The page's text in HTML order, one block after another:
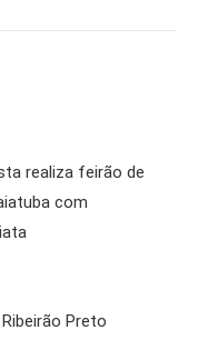
realiza feirão de
com
Preto